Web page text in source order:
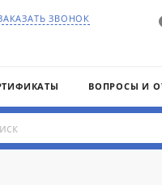
ЗВОНОК
ВОПРОСЫ И